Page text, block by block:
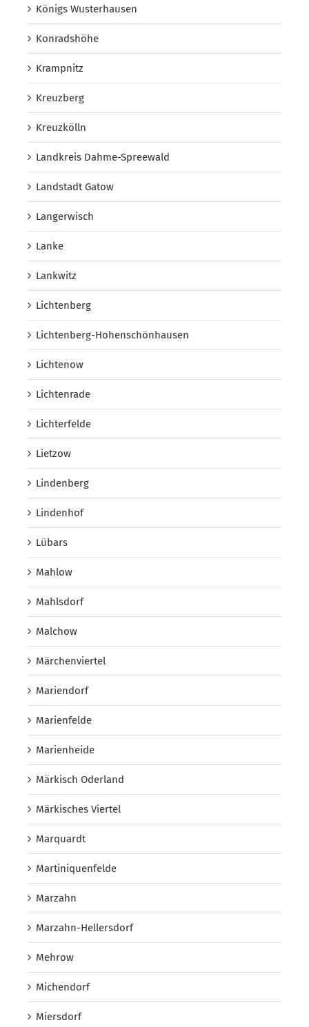
Königs Wusterhausen
Konradshöhe
Krampnitz
Kreuzberg
Kreuzkölln
Landkreis Dahme-Spreewald
Landstadt Gatow
Langerwisch
Lanke
Lankwitz
Lichtenberg
Lichtenberg-Hohenschönhausen
Lichtenow
Lichtenrade
Lichterfelde
Lietzow
Lindenberg
Lindenhof
Lübars
Mahlow
Mahlsdorf
Malchow
Märchenviertel
Mariendorf
Marienfelde
Marienheide
Märkisch Oderland
Märkisches Viertel
Marquardt
Martiniquenfelde
Marzahn
Marzahn-Hellersdorf
Mehrow
Michendorf
Miersdorf